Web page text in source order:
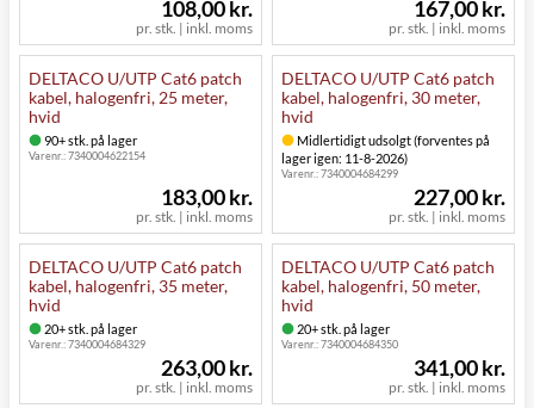
pr. stk. | inkl. moms
108,00 kr.
pr. stk. | inkl. moms
167,00 kr.
DELTACO U/UTP Cat6 patch
kabel, halogenfri, 25 meter,
hvid
90+ stk. på lager
Varenr.:7340004622154
pr. stk. | inkl. moms
183,00 kr.
DELTACO U/UTP Cat6 patch
kabel, halogenfri, 30 meter,
hvid
Midlertidigt udsolgt (forventes på
lager igen: 11-8-2026)
Varenr.:7340004684299
pr. stk. | inkl. moms
227,00 kr.
DELTACO U/UTP Cat6 patch
kabel, halogenfri, 35 meter,
hvid
20+ stk. på lager
Varenr.:7340004684329
pr. stk. | inkl. moms
263,00 kr.
DELTACO U/UTP Cat6 patch
kabel, halogenfri, 50 meter,
hvid
20+ stk. på lager
Varenr.:7340004684350
pr. stk. | inkl. moms
341,00 kr.